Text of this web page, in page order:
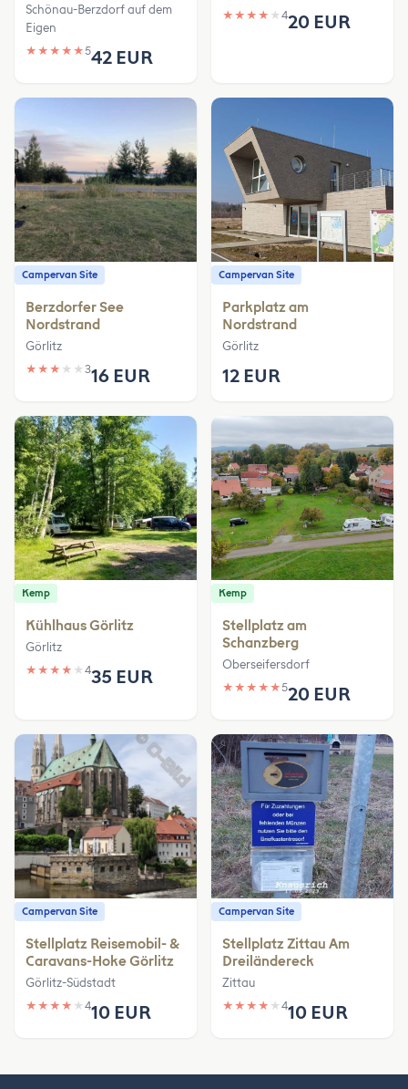
Schönau-Berzdorf auf dem
Eigen
★ ★ ★ ★ ★542 EUR
★ ★ ★ ★ ★ 420 EUR
Campervan Site
Berzdorfer See
Nordstrand
Görlitz
★ ★ ★ ★ ★ 316 EUR
Campervan Site
Parkplatz am
Nordstrand
Görlitz
12 EUR
Kemp
Kühlhaus Görlitz
Görlitz
★ ★ ★ ★ ★ 435 EUR
Kemp
Stellplatz am
Schanzberg
Oberseifersdorf
★ ★ ★ ★ ★520 EUR
Campervan Site
Stellplatz Reisemobil- &
Caravans-Hoke Görlitz
Görlitz-Südstadt
★ ★ ★ ★ ★ 410 EUR
Campervan Site
Stellplatz Zittau Am
Dreiländereck
Zittau
★ ★ ★ ★ ★ 410 EUR